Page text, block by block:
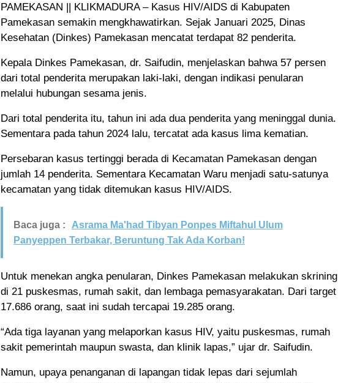
PAMEKASAN || KLIKMADURA – Kasus HIV/AIDS di Kabupaten
Pamekasan semakin mengkhawatirkan. Sejak Januari 2025, Dinas
Kesehatan (Dinkes) Pamekasan mencatat terdapat 82 penderita.
Kepala Dinkes Pamekasan, dr. Saifudin, menjelaskan bahwa 57 persen
dari total penderita merupakan laki-laki, dengan indikasi penularan
melalui hubungan sesama jenis.
Dari total penderita itu, tahun ini ada dua penderita yang meninggal dunia.
Sementara pada tahun 2024 lalu, tercatat ada kasus lima kematian.
Persebaran kasus tertinggi berada di Kecamatan Pamekasan dengan
jumlah 14 penderita. Sementara Kecamatan Waru menjadi satu-satunya
kecamatan yang tidak ditemukan kasus HIV/AIDS.
Baca juga :
Asrama Ma'had Tibyan Ponpes Miftahul Ulum
Panyeppen Terbakar, Beruntung Tak Ada Korban!
Untuk menekan angka penularan, Dinkes Pamekasan melakukan skrining
di 21 puskesmas, rumah sakit, dan lembaga pemasyarakatan. Dari target
17.686 orang, saat ini sudah tercapai 19.285 orang.
“Ada tiga layanan yang melaporkan kasus HIV, yaitu puskesmas, rumah
sakit pemerintah maupun swasta, dan klinik lapas,” ujar dr. Saifudin.
Namun, upaya penanganan di lapangan tidak lepas dari sejumlah